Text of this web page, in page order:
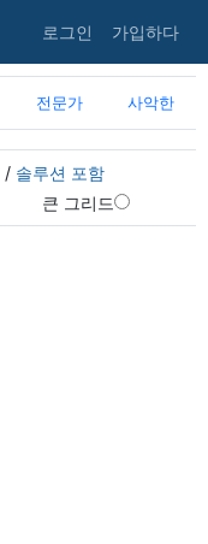
로그인 가입하다
전문가 사악한
/ 솔루션 포함
큰 그리드